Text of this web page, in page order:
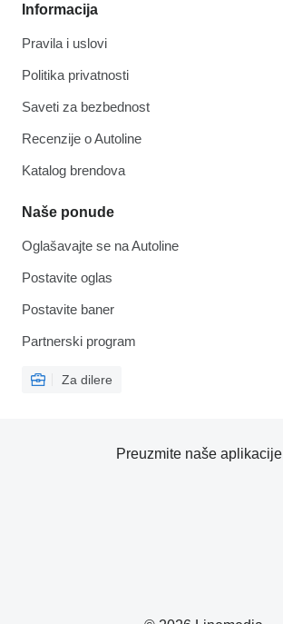
Informacija
Pravila i uslovi
Politika privatnosti
Saveti za bezbednost
Recenzije o Autoline
Katalog brendova
Naše ponude
Oglašavajte se na Autoline
Postavite oglas
Postavite baner
Partnerski program
Za dilere
Preuzmite naše aplikacije